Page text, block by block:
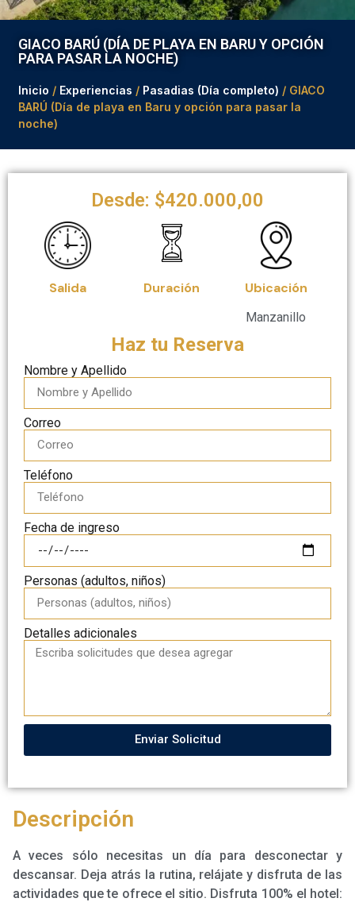
GIACO BARÚ (DÍA DE PLAYA EN BARU Y OPCIÓN
PARA PASAR LA NOCHE)
Inicio / Experiencias / Pasadias (Día completo) / GIACO
BARÚ (Día de playa en Baru y opción para pasar la
noche)
Descripción
A veces sólo necesitas un día para desconectar y
descansar. Deja atrás la rutina, relájate y disfruta de las
actividades que te ofrece el sitio. Disfruta 100% el hotel:
Desde: $420.000,00
Salida Duración Ubicación
Manzanillo
Haz tu Reserva
Nombre y Apellido
Correo
Teléfono
Fecha de ingreso
Personas (adultos, niños)
Detalles adicionales
Enviar Solicitud